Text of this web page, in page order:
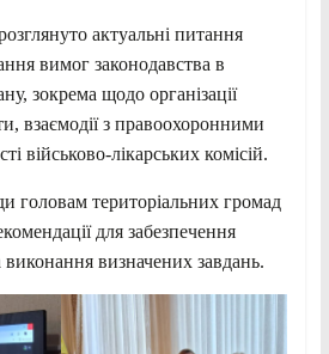
актуальні питання
вимог законодавства в
зокрема щодо організації
взаємодії з правоохоронними
військово-лікарських комісій.
головам територіальних громад
для забезпечення
виконання визначених завдань.